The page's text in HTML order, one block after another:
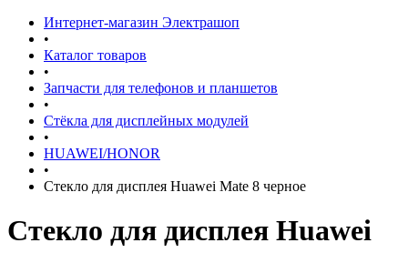
Интернет-магазин Электрашоп
•
Каталог товаров
•
Запчасти для телефонов и планшетов
•
Стёкла для дисплейных модулей
•
HUAWEI/HONOR
•
Стекло для дисплея Huawei Mate 8 черное
Стекло для дисплея Huawei